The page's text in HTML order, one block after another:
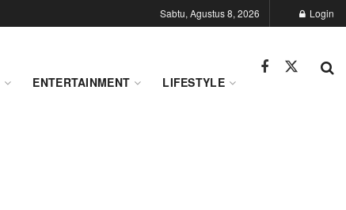
Sabtu, Agustus 8, 2026 Login
ENTERTAINMENT LIFESTYLE